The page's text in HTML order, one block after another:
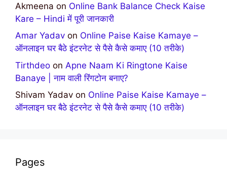
Akmeena on Online Bank Balance Check Kaise
Kare – Hindi में पूरी जानकारी
Amar Yadav on Online Paise Kaise Kamaye –
ऑनलाइन घर बैठे इंटरनेट से पैसे कैसे कमाए (10 तरीके)
Tirthdeo on Apne Naam Ki Ringtone Kaise
Banaye | नाम वाली रिंगटोन बनाए?
Shivam Yadav on Online Paise Kaise Kamaye –
ऑनलाइन घर बैठे इंटरनेट से पैसे कैसे कमाए (10 तरीके)
Pages